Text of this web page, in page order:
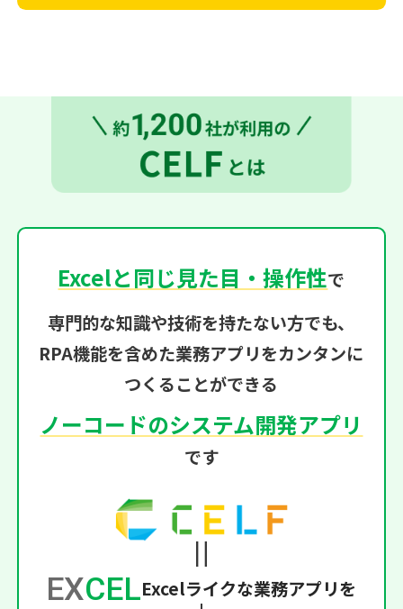
EXCELExcelライクな業務アプリを
Excelと同じ見た目・操作性で
専門的な知識や技術を持たない方でも、
RPA機能を含めた業務アプリをカンタンに
つくることができる
ノーコードのシステム開発アプリ
です